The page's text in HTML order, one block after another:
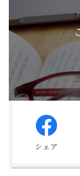
シェア